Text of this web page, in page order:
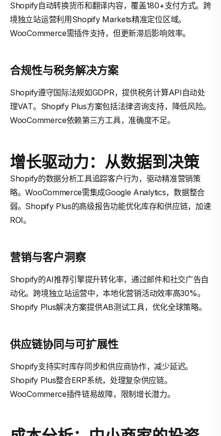
Shopify自动转换货币和翻译内容，覆盖180+支付方式。跨
境独立站运营利用Shopify Markets精准定位区域。
WooCommerce需插件支持，但更新滞后影响效率。
合规性与税务解决方案
Shopify遵守国际法规如GDPR，提供税务计算API自动处
理VAT。Shopify Plus方案包括法律咨询支持，降低风险。
WooCommerce依赖第三方工具，准确度不足。
增长驱动力：从数据到决策
Shopify的数据分析工具追踪客户行为，驱动精准营销策
略。WooCommerce需集成Google Analytics，数据整合
弱。Shopify Plus的高级报告功能优化库存和供应链，加速
ROI。
营销与客户洞察
Shopify的AI推荐引擎提升转化率，通过邮件和社交广告自
动化。跨境独立站运营中，本地化营销活动效率高30%。
Shopify Plus解决方案提供AB测试工具，优化全球策略。
供应链协同与可扩展性
Shopify支持实时库存同步和供应商协作，减少延迟。
Shopify Plus整合ERP系统，处理复杂供应链。
WooCommerce插件链易故障，限制增长潜力。